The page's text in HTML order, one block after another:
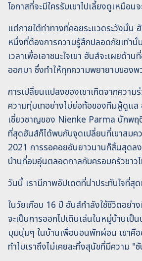
โอกาสที่จะมีใครรับเขาไปเลี้ยงดูเหมือน
แต่ภายใต้ท่าทางที่คอยระแวดระวังนั้น
หนึ่งที่ต้องการความรู้สึกปลอดภัยเท่านั้
เวลาเพื่อเอาชนะใจเขา ฮันส์จะเผยด้า
ออกมา ซึ่งทำให้ทุกความพยายามของ
การเปลี่ยนแปลงของเขาเกิดจากควา
ความทุ่มเทอย่างไม่ย่อท้อของทีมผู้ดูแล
เชี่ยวชาญของ Nienke Parma นักพฤ
ที่สุดฮันส์ก็ได้พบกับจุดเปลี่ยนที่เขาสมค
2021 การรอคอยอันยาวนานก็สิ้นสุดล
บ้านที่อบอุ่นตลอดกาลกับครอบครัวชาว
วันนี้ เรามีภาพอัปเดตที่น่าประทับใจที่สุ
ในวัยเกือบ 16 ปี ฮันส์กำลังใช้ชีวิตอย่า
จะเป็นการออกไปเดินเล่นในหมู่บ้านเป็
มุมนุ่มๆ ในบ้านเพื่อนอนพักผ่อน เขาคื
ทำไมเราถึงไม่เคยละทิ้งสุนัขที่มีความ "